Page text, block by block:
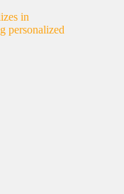
in
personalized